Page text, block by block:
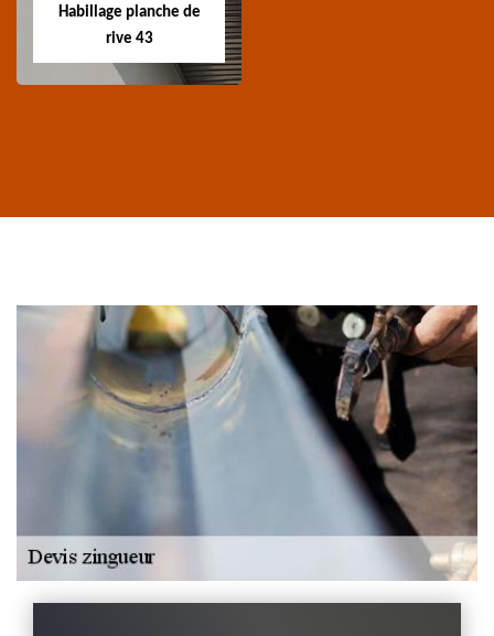
Loire
Habillage planche de
rive 43
de rive 43
Haute-Loire